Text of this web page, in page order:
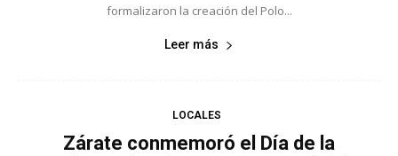
formalizaron la creación del Polo...
Leer más
LOCALES
Zárate conmemoró el Día de la